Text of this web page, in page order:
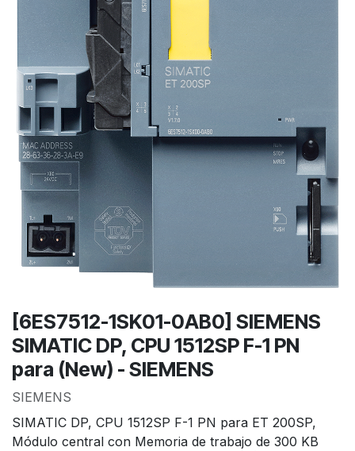
[6ES7512-1SK01-0AB0] SIEMENS
SIMATIC DP, CPU 1512SP F-1 PN
para (New) - SIEMENS
SIEMENS
SIMATIC DP, CPU 1512SP F-1 PN para ET 200SP,
Módulo central con Memoria de trabajo de 300 KB